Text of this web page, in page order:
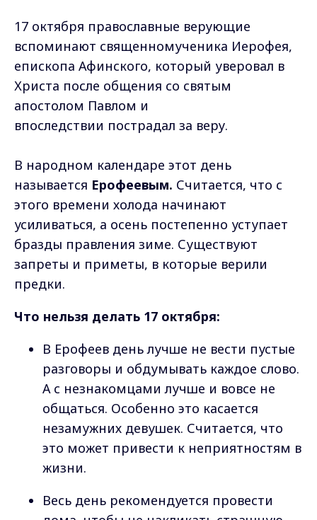
17 октября православные верующие
вспоминают священномученика Иерофея,
епископа Афинского, который уверовал в
Христа после общения со святым
апостолом Павлом и
впоследствии пострадал за веру.
В народном календаре этот день
называется Ерофеевым. Считается, что с
этого времени холода начинают
усиливаться, а осень постепенно уступает
бразды правления зиме. Существуют
запреты и приметы, в которые верили
предки.
Что нельзя делать 17 октября:
В Ерофеев день лучше не вести пустые
разговоры и обдумывать каждое слово.
А с незнакомцами лучше и вовсе не
общаться. Особенно это касается
незамужних девушек. Считается, что
это может привести к неприятностям в
жизни.
Весь день рекомендуется провести